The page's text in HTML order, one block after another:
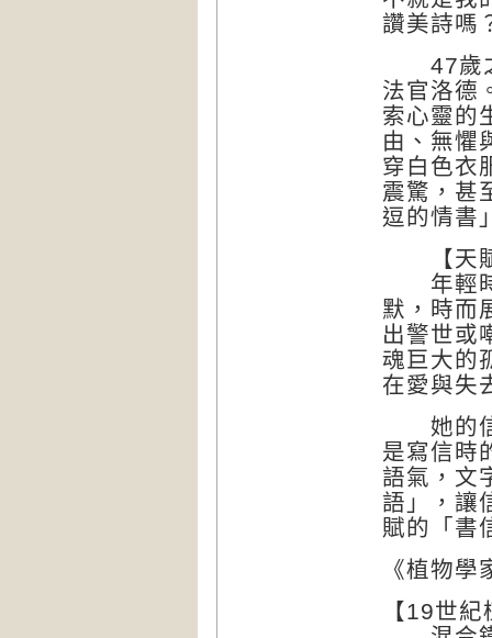
讚美詩嗎
47歲之
法官洛德
索心靈的
由、無懼
穿白色衣
震驚，甚
逗的情書
【天賦
年輕時
默，時而
出警世或
魂巨大的
在愛與失
她的信
是寫信時
語氣，文
語」，讓
賦的「書
《植物
【19世